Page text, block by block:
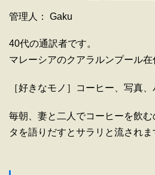
管理人： Gaku
40代の通訳者です。
マレーシアのクアラルンプール在
［好きなモノ］コーヒー、写真
毎朝、妻と二人でコーヒーを飲
タを語りだすとサラリと流されま